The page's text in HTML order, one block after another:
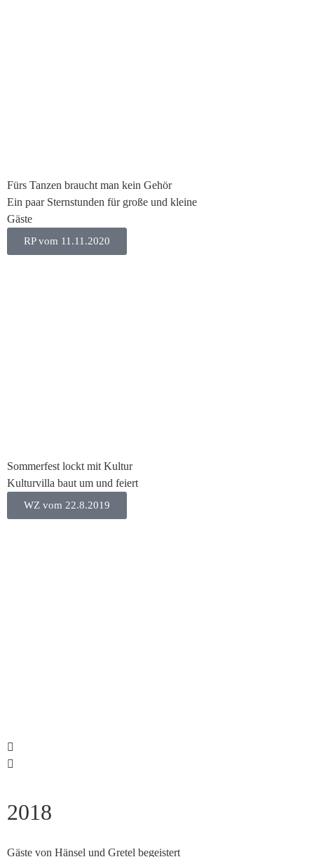
Fürs Tanzen braucht man kein Gehör
Ein paar Sternstunden für große und kleine
Gäste
RP vom 11.11.2020
Sommerfest lockt mit Kultur
Kulturvilla baut um und feiert
WZ vom 22.8.2019
2018
Gäste von Hänsel und Gretel begeistert